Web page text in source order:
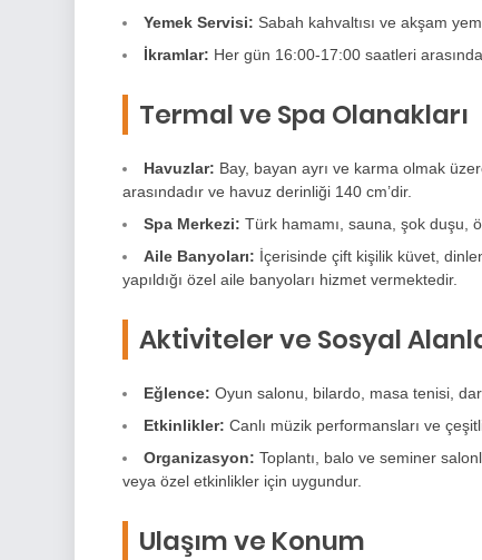
Yemek Servisi: Sabah kahvaltısı ve akşam
İkramlar: Her gün 16:00-17:00 saatleri arasında
Termal ve Spa Olanakları
Havuzlar: Bay, bayan ayrı ve karma olmak
arasındadır ve havuz derinliği 140 cm’dir.
Spa Merkezi: Türk hamamı, sauna, şok duşu,
Aile Banyoları: İçerisinde çift kişilik küvet,
yapıldığı özel aile banyoları hizmet vermektedir.
Aktiviteler ve Sosyal
Eğlence: Oyun salonu, bilardo, masa tenisi,
Etkinlikler: Canlı müzik performansları ve
Organizasyon: Toplantı, balo ve seminer
veya özel etkinlikler için uygundur.
Ulaşım ve Konum